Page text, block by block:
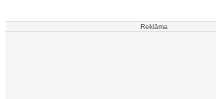
Reklāma